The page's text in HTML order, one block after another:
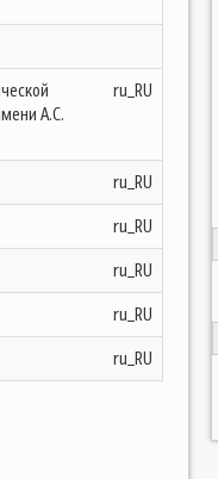
А.С.
ru_RU
ru_RU
ru_RU
ru_RU
ru_RU
ru_RU